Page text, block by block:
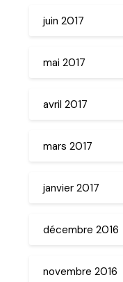
juin 2017
mai 2017
avril 2017
mars 2017
janvier 2017
décembre 2016
novembre 2016